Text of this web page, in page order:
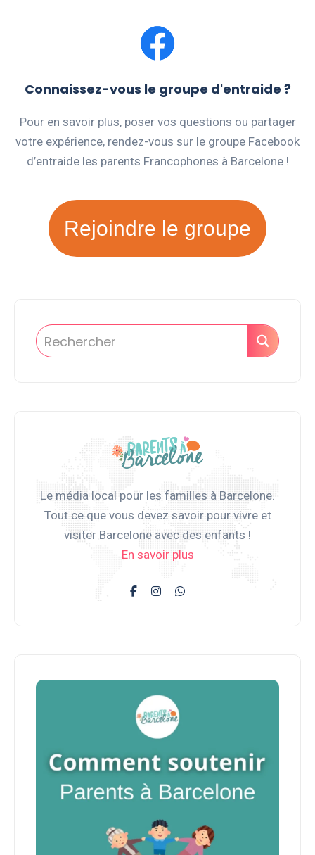
Connaissez-vous le groupe d'entraide ?
Pour en savoir plus, poser vos questions ou partager
votre expérience, rendez-vous sur le groupe Facebook
d’entraide les parents Francophones à Barcelone !
Rejoindre le groupe
Le média local pour les familles à Barcelone.
Tout ce que vous devez savoir pour vivre et
visiter Barcelone avec des enfants !
En savoir plus